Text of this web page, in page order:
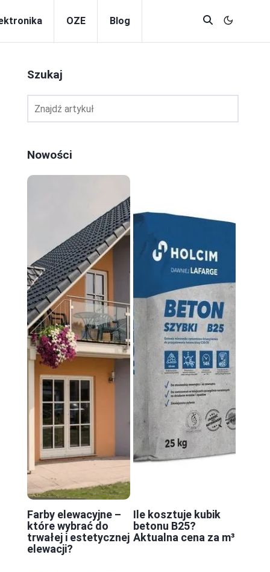
OZE Blog
Szukaj
Nowości
Farby elewacyjne –
które wybrać do
trwałej i estetycznej
elewacji?
Ile kosztuje kubik
betonu B25?
Aktualna cena za m³